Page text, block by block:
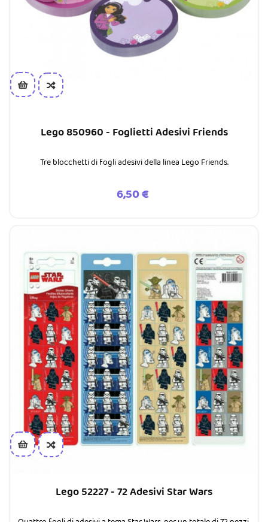
Lego 850960 - Foglietti Adesivi Friends
Tre blocchetti di fogli adesivi della linea Lego Friends.
Prezzo
6,50 €
Lego 52227 - 72 Adesivi Star Wars